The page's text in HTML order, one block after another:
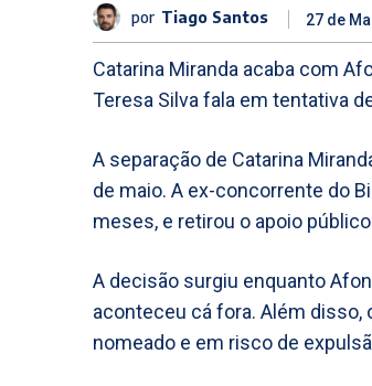
por Tiago Santos 27 de
Catarina Miranda acaba com
Teresa Silva fala em tentativa
A separação de Catarina
de maio. A ex-concorrente do
meses, e retirou o apoio
A decisão surgiu enquanto
aconteceu cá fora. Além
nomeado e em risco de